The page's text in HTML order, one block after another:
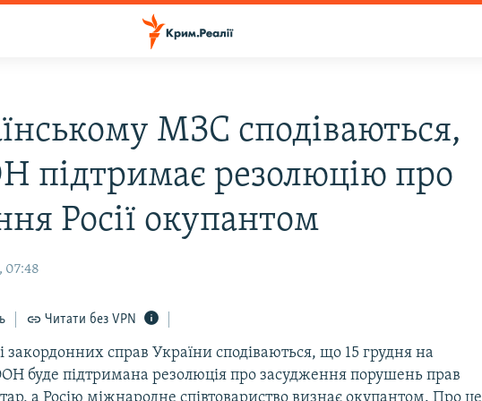
МЗС сподіваються,
підтримає резолюцію про
Росії окупантом
07:48
Читати без VPN
закордонних справ України сподіваються, що 15 грудня на
буде підтримана резолюція про засудження порушень прав